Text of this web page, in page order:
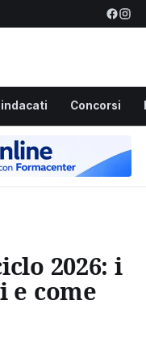
Concorsi
2026: i
e come